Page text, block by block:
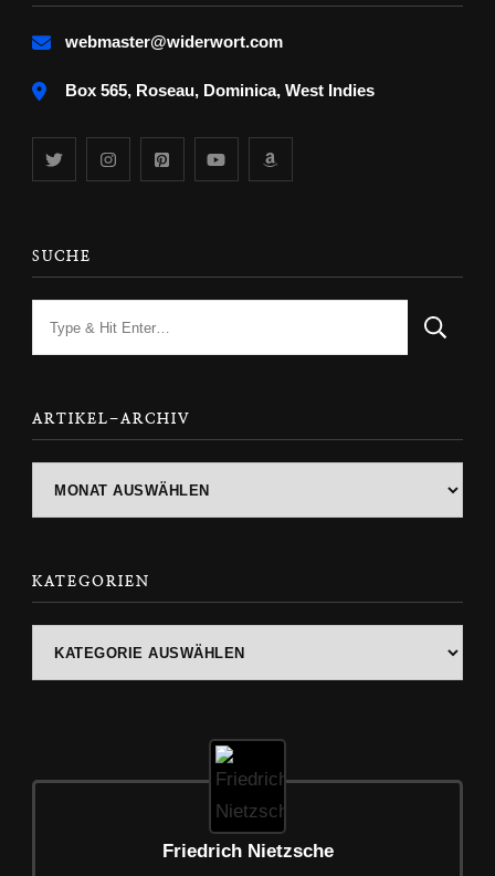
webmaster@widerwort.com
Box 565, Roseau, Dominica, West Indies
SUCHE
ARTIKEL-ARCHIV
KATEGORIEN
Friedrich Nietzsche